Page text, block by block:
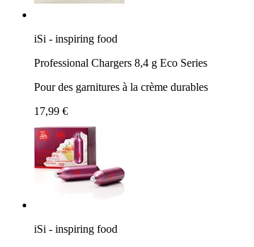
iSi - inspiring food
Professional Chargers 8,4 g Eco Series
Pour des garnitures à la crème durables
17,99 €
iSi - inspiring food